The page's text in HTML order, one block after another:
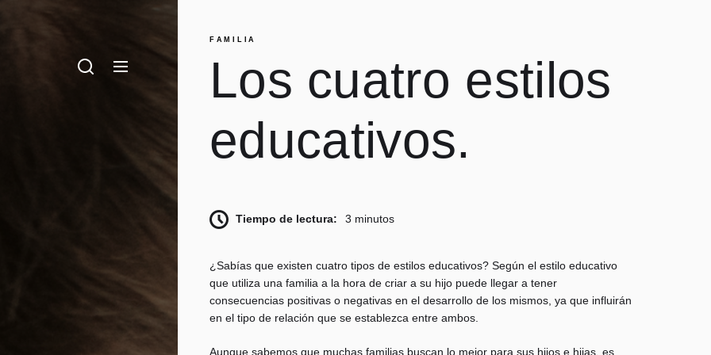
FAMILIA
Los cuatro estilos
educativos.
Tiempo de lectura: 3 minutos
¿Sabías que existen cuatro tipos de estilos educativos? Según el estilo educativo
que utiliza una familia a la hora de criar a su hijo puede llegar a tener
consecuencias positivas o negativas en el desarrollo de los mismos, ya que influirán
en el tipo de relación que se establezca entre ambos.
Aunque sabemos que muchas familias buscan lo mejor para sus hijos e hijas, es